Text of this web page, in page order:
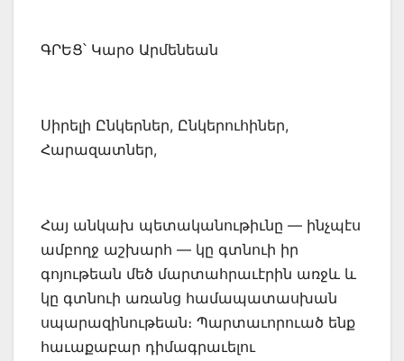
ԳՐԵՑ՝ Կարօ Արմենեան
Սիրելի Ընկերներ, Ընկերուհիներ,
Հարազատներ,
Հայ անկախ պետականութիւնը — ինչպէս
ամբողջ աշխարհ — կը գտնուի իր
գոյութեան մեծ մարտահրաւէրին առջև և
կը գտնուի առանց համապատասխան
սպարազինութեան։ Պարտաւորուած ենք
հաւաքաբար դիմագրաւելու